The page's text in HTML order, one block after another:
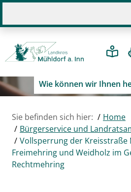
Sie befinden sich hier:
Home
Bürgerservice und
Vollsperrung der Kreisstraße
Freimehring und Weidholz im
Rechtmehring